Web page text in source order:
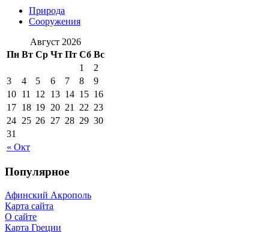
Природа
Сооружения
Август 2026
Пн Вт Ср Чт Пт Сб Вс
« Окт
1
2
3
4 5 6 7 8
9
10 11 12 13 14 15 16
17 18 19 20 21 22 23
24 25 26 27 28 29 30
31
Популярное
Афинский Акрополь
Карта сайта
О сайте
Карта Греции